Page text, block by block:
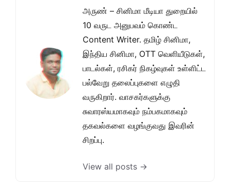
அருண் – சினிமா மீடியா துறையில்
10 வருட அனுபவம் கொண்ட
Content Writer. தமிழ் சினிமா,
இந்திய சினிமா, OTT வெளியீடுகள்,
பாடல்கள், ரசிகர் நிகழ்வுகள் உள்ளிட்ட
பல்வேறு தலைப்புகளை எழுதி
வருகிறார். வாசகர்களுக்கு
சுவாரஸ்யமாகவும் நம்பகமாகவும்
தகவல்களை வழங்குவது இவரின்
சிறப்பு.
View all posts →